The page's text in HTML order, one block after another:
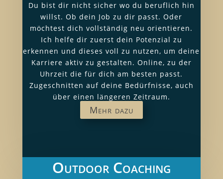
Du bist dir nicht sicher wo du beruflich hin
willst. Ob dein Job zu dir passt. Oder
möchtest dich vollständig neu orientieren.
Ich helfe dir zuerst dein Potenzial zu
erkennen und dieses voll zu nutzen, um deine
Karriere aktiv zu gestalten. Online, zu der
Uhrzeit die für dich am besten passt.
Zugeschnitten auf deine Bedürfnisse, auch
über einen längeren Zeitraum.
Mehr dazu
Outdoor Coaching